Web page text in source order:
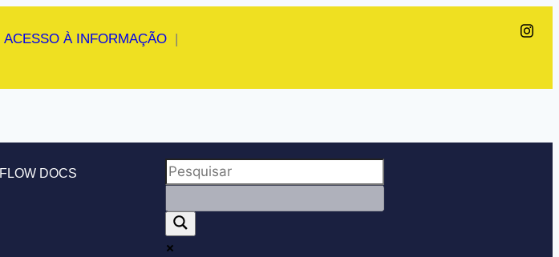
ACESSO À INFORMAÇÃO |
FLOW DOCS